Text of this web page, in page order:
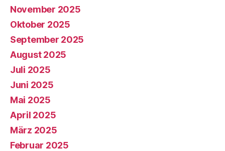
November 2025
Oktober 2025
September 2025
August 2025
Juli 2025
Juni 2025
Mai 2025
April 2025
März 2025
Februar 2025